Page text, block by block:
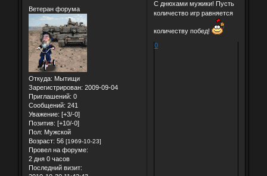
Ветеран форума
Откуда: Мытищи
Зарегистрирован: 2009-09-04
Приглашений: 0
Сообщений: 241
Уважение: [+3/-0]
Позитив: [+10/-0]
Пол: Мужской
Возраст: 56 [1969-10-23]
Провел на форуме:
2 дня 0 часов
Последний визит:
С днюхами мужики! Пусть
количество игр равняется
количеству побед!
0